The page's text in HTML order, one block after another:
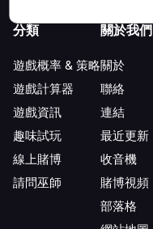
分類
遊戲概率 & 策略
遊戲計算器
遊戲資訊
趣味試玩
線上賭博
請問巫師
關於我們
關於
聯絡
連結
最近更新
收音機
賭博視頻
部落格